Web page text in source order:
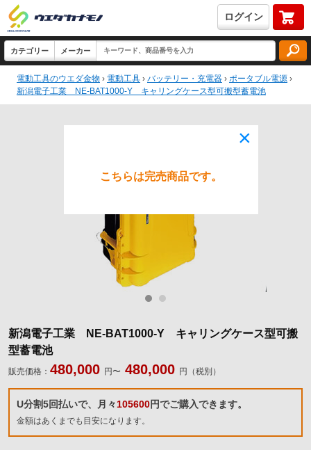
ログイン
電動工具のウエダ金物 › 電動工具 › バッテリー・充電器 › ポータブル電源 ›
新潟電子工業 NE-BAT1000-Y キャリングケース型可搬型蓄電池
新潟電子工業 NE-BAT1000-Y キャリングケース型可搬
型蓄電池
販売価格： 480,000 円〜 480,000 円（税別）
U分割5回払いで、月々105600円でご購入できます。
金額はあくまでも目安になります。
×
こちらは完売商品です。